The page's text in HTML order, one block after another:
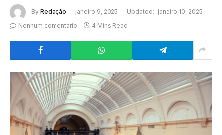
By Redação janeiro 9, 2025 Updated: janeiro 10, 2025
Nenhum comentário
4 Mins Read